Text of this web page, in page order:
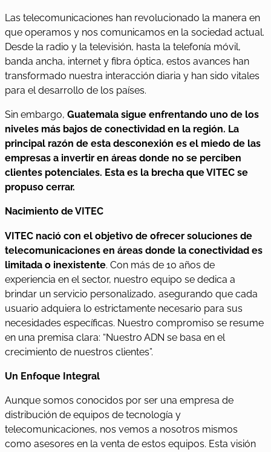
Las telecomunicaciones han revolucionado la manera en
que operamos y nos comunicamos en la sociedad actual.
Desde la radio y la televisión, hasta la telefonía móvil,
banda ancha, internet y fibra óptica, estos avances han
transformado nuestra interacción diaria y han sido vitales
para el desarrollo de los países.
Sin embargo, Guatemala sigue enfrentando uno de los
niveles más bajos de conectividad en la región. La
principal razón de esta desconexión es el miedo de las
empresas a invertir en áreas donde no se perciben
clientes potenciales. Esta es la brecha que VITEC se
propuso cerrar.
Nacimiento de VITEC
VITEC nació con el objetivo de ofrecer soluciones de
telecomunicaciones en áreas donde la conectividad es
limitada o inexistente. Con más de 10 años de
experiencia en el sector, nuestro equipo se dedica a
brindar un servicio personalizado, asegurando que cada
usuario adquiera lo estrictamente necesario para sus
necesidades específicas. Nuestro compromiso se resume
en una premisa clara: “Nuestro ADN se basa en el
crecimiento de nuestros clientes”.
Un Enfoque Integral
Aunque somos conocidos por ser una empresa de
distribución de equipos de tecnología y
telecomunicaciones, nos vemos a nosotros mismos
como asesores en la venta de estos equipos. Esta visión